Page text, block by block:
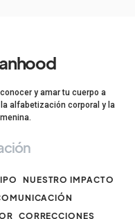
y amar tu cuerpo a
alfabetización corporal y la
NUESTRO IMPACTO
CORRECCIONES